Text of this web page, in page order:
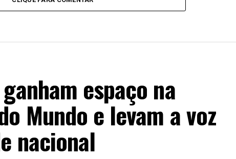
espaço na
Mundo e levam a voz
nacional